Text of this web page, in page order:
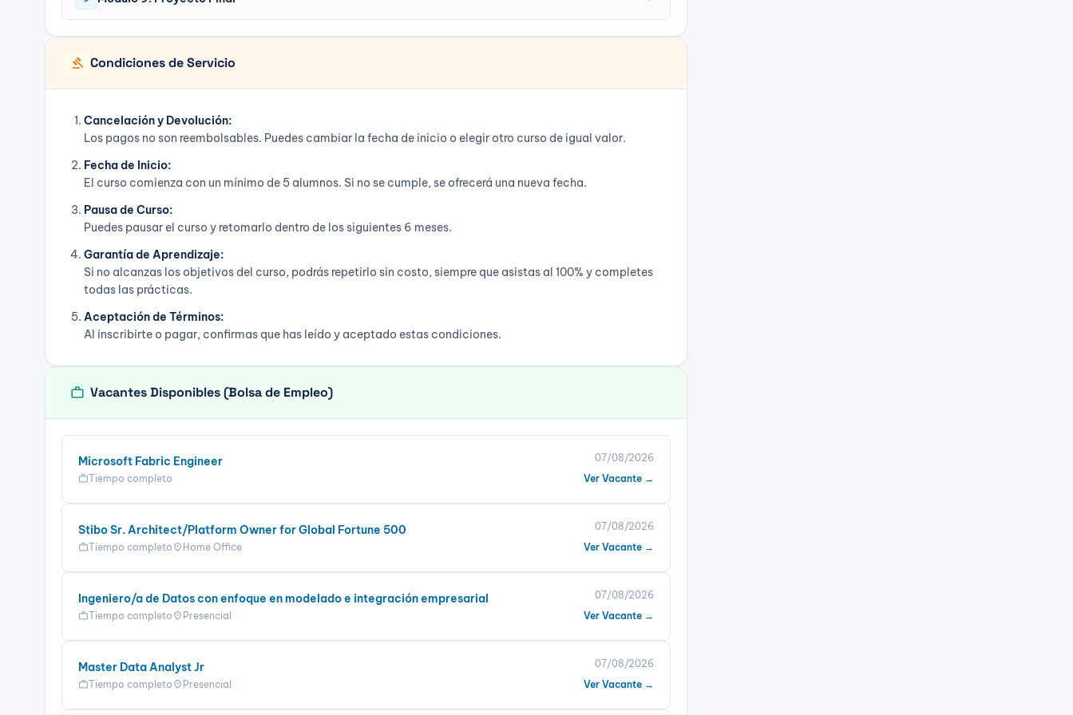
gavel Condiciones de Servicio
Cancelación y Devolución:
Los pagos no son reembolsables. Puedes cambiar la fecha de inicio o elegir otro curso de igual valor.
Fecha de Inicio:
El curso comienza con un mínimo de 5 alumnos. Si no se cumple, se ofrecerá una nueva fecha.
Pausa de Curso:
Puedes pausar el curso y retomarlo dentro de los siguientes 6 meses.
Garantía de Aprendizaje:
Si no alcanzas los objetivos del curso, podrás repetirlo sin costo, siempre que asistas al 100% y completes
todas las prácticas.
Aceptación de Términos:
Al inscribirte o pagar, confirmas que has leído y aceptado estas condiciones.
work Vacantes Disponibles (Bolsa de Empleo)
Microsoft Fabric Engineer
workTiempo completo
07/08/2026
Ver Vacante →
Stibo Sr. Architect/Platform Owner for Global Fortune 500
workTiempo completo location_on Home Office
07/08/2026
Ver Vacante →
Ingeniero/a de Datos con enfoque en modelado e integración empresarial
workTiempo completo location_on Presencial
07/08/2026
Ver Vacante →
Master Data Analyst Jr
workTiempo completo location_on Presencial
07/08/2026
Ver Vacante →